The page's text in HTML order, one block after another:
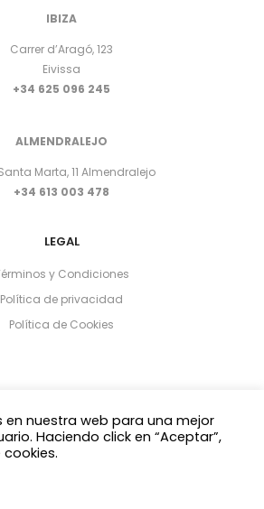
IBIZA
Carrer d’Aragó, 123
Eivissa
+34 625 096 245
ALMENDRALEJO
Marta, 11 Almendralejo
+34 613 003 478
LEGAL
y Condiciones
Política de privacidad
Política de Cookies
en nuestra web para una mejor
Haciendo click en “Aceptar”,